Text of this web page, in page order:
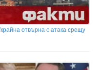
отвърна с атака срещу